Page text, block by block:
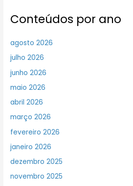
Conteúdos por ano
agosto 2026
julho 2026
junho 2026
maio 2026
abril 2026
março 2026
fevereiro 2026
janeiro 2026
dezembro 2025
novembro 2025